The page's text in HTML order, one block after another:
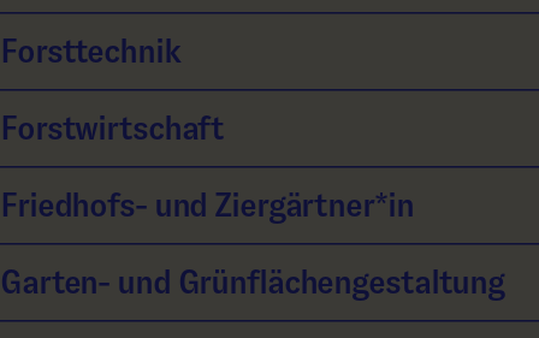
Forsttechnik
Forstwirtschaft
Friedhofs- und Ziergärtner*in
Garten- und Grünflächengestaltung